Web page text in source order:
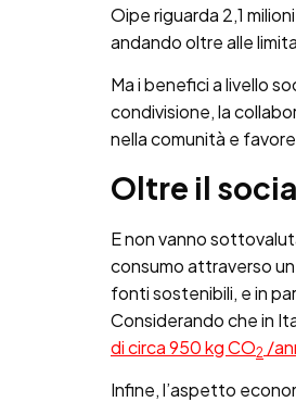
Oipe riguarda 2,1
andando oltre alle
Ma i benefici a livello
condivisione, la
nella comunità e
Oltre il
E non vanno
consumo attraverso
fonti sostenibili, e in
Considerando che in
di circa 950 kg CO2 /
Infine, l’aspetto